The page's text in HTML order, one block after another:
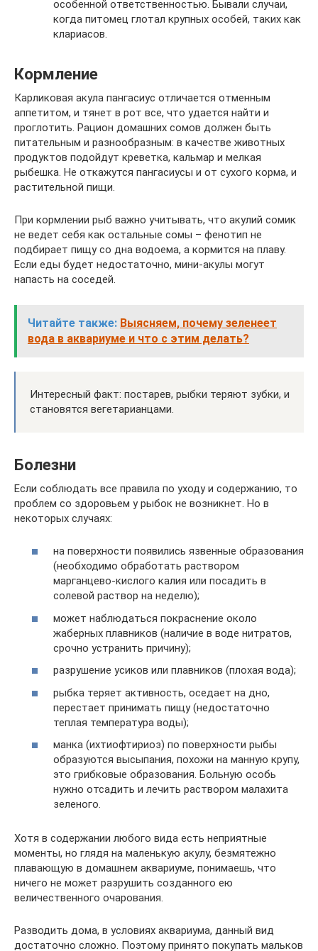
особенной ответственностью. Бывали случаи,
когда питомец глотал крупных особей, таких как
клариасов.
Кормление
Карликовая акула пангасиус отличается отменным
аппетитом, и тянет в рот все, что удается найти и
проглотить. Рацион домашних сомов должен быть
питательным и разнообразным: в качестве животных
продуктов подойдут креветка, кальмар и мелкая
рыбешка. Не откажутся пангасиусы и от сухого корма, и
растительной пищи.
При кормлении рыб важно учитывать, что акулий сомик
не ведет себя как остальные сомы – фенотип не
подбирает пищу со дна водоема, а кормится на плаву.
Если еды будет недостаточно, мини-акулы могут
напасть на соседей.
Читайте также: Выясняем, почему зеленеет
вода в аквариуме и что с этим делать?
Интересный факт: постарев, рыбки теряют зубки, и
становятся вегетарианцами.
Болезни
Если соблюдать все правила по уходу и содержанию, то
проблем со здоровьем у рыбок не возникнет. Но в
некоторых случаях:
на поверхности появились язвенные образования
(необходимо обработать раствором
марганцево-кислого калия или посадить в
солевой раствор на неделю);
может наблюдаться покраснение около
жаберных плавников (наличие в воде нитратов,
срочно устранить причину);
разрушение усиков или плавников (плохая вода);
рыбка теряет активность, оседает на дно,
перестает принимать пищу (недостаточно
теплая температура воды);
манка (ихтиофтириоз) по поверхности рыбы
образуются высыпания, похожи на манную крупу,
это грибковые образования. Больную особь
нужно отсадить и лечить раствором малахита
зеленого.
Хотя в содержании любого вида есть неприятные
моменты, но глядя на маленькую акулу, безмятежно
плавающую в домашнем аквариуме, понимаешь, что
ничего не может разрушить созданного ею
величественного очарования.
Разводить дома, в условиях аквариума, данный вид
достаточно сложно. Поэтому принято покупать мальков